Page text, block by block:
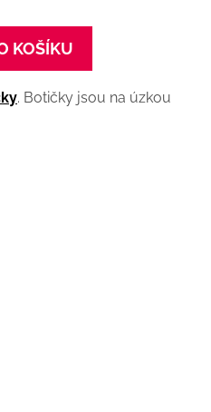
KOŠÍKU
. Botičky jsou na úzkou